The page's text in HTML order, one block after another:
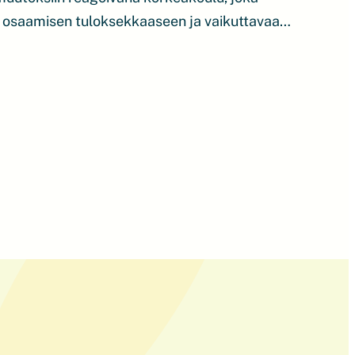
tuloksekkaaseen ja vaikuttavaan